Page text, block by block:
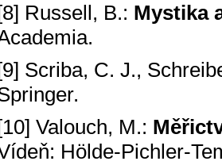
Russell, B.: Mystika
Scriba, C. J.,
Valouch, M.:
Hölde-Pichler-